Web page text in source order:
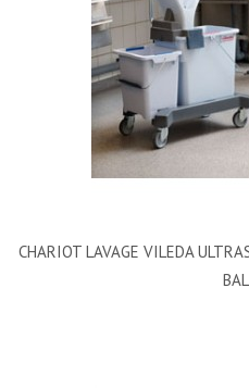
CHARIOT LAVAGE VILEDA